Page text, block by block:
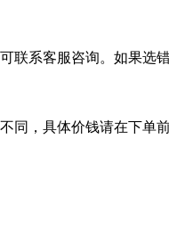
联系客服咨询。如果选
同，具体价钱请在下单